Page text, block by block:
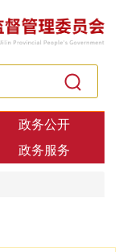
政务公开
政务服务